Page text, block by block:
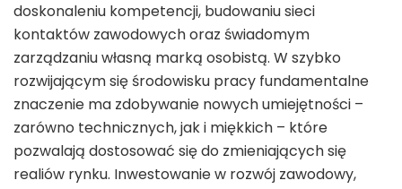
doskonaleniu kompetencji, budowaniu sieci
kontaktów zawodowych oraz świadomym
zarządzaniu własną marką osobistą. W szybko
rozwijającym się środowisku pracy fundamentalne
znaczenie ma zdobywanie nowych umiejętności –
zarówno technicznych, jak i miękkich – które
pozwalają dostosować się do zmieniających się
realiów rynku. Inwestowanie w rozwój zawodowy,